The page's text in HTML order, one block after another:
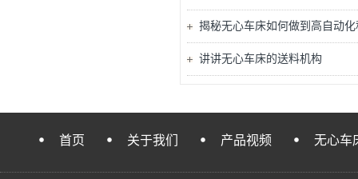
揭秘无心车床如何做到高自动化
讲讲无心车床的送料机构
首页 关于我们 产品视频 无心车